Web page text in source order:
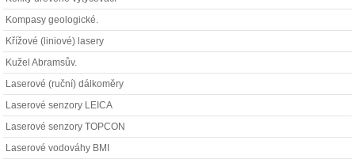
Kompasy geologické.
Křížové (liniové) lasery
Kužel Abramsův.
Laserové (ruční) dálkoměry
Laserové senzory LEICA
Laserové senzory TOPCON
Laserové vodováhy BMI